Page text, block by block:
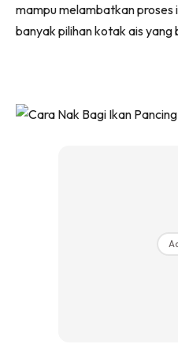
mampu melambatkan proses
banyak pilihan kotak ais